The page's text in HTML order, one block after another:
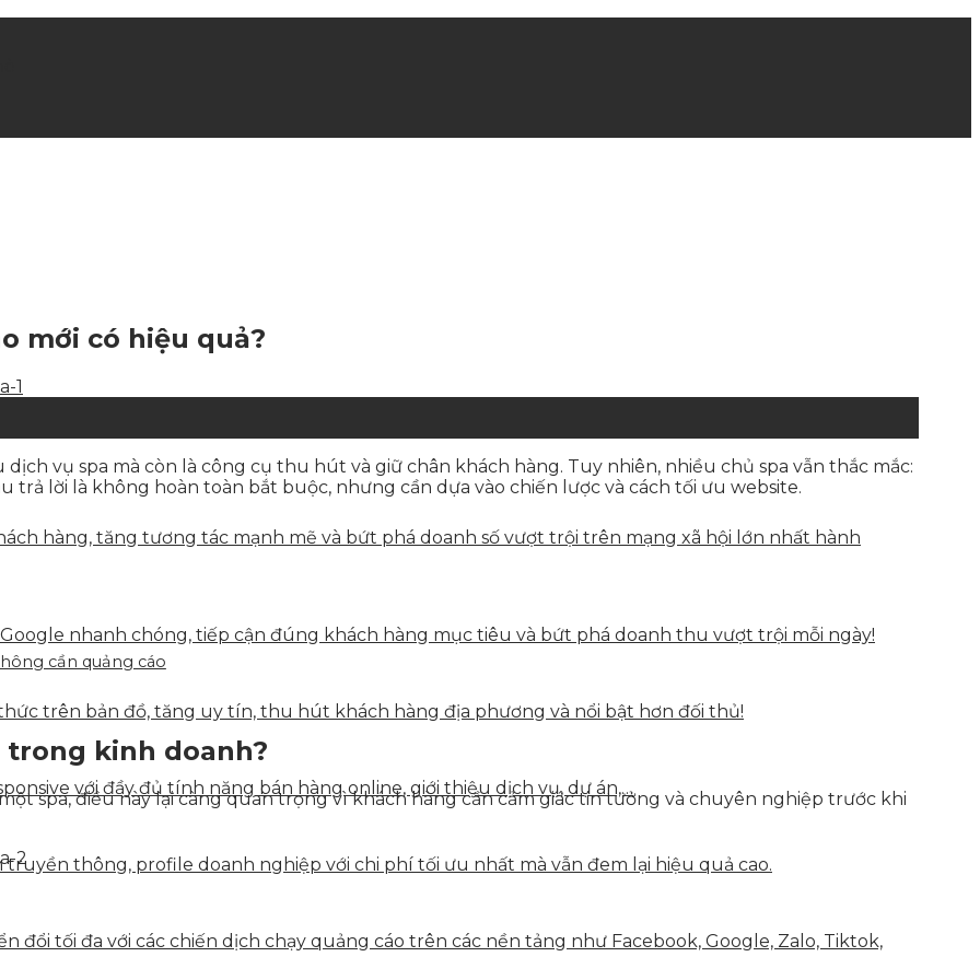
hàng, tăng tương tác mạnh mẽ và bứt phá doanh số vượt trội trên mạng xã hội lớn nhất hành
nhanh chóng, tiếp cận đúng khách hàng mục tiêu và bứt phá doanh thu vượt trội mỗi ngày!
trên bản đồ, tăng uy tín, thu hút khách hàng địa phương và nổi bật hơn đối thủ!
với đầy đủ tính năng bán hàng online, giới thiệu dịch vụ, dự án,…
thông, profile doanh nghiệp với chi phí tối ưu nhất mà vẫn đem lại hiệu quả cao.
đổi tối đa với các chiến dịch chạy quảng cáo trên các nền tảng như Facebook, Google, Zalo, Tiktok,
mới có hiệu quả?
vụ spa mà còn là công cụ thu hút và giữ chân khách hàng. Tuy nhiên, nhiều chủ spa vẫn thắc mắc:
trả lời là không hoàn toàn bắt buộc, nhưng cần dựa vào chiến lược và cách tối ưu website.
cần quảng cáo
trong kinh doanh?
spa, điều này lại càng quan trọng vì khách hàng cần cảm giác tin tưởng và chuyên nghiệp trước khi